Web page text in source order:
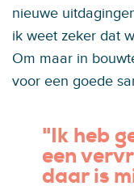
nieuwe
ik weet zeker dat
Om maar in
voor een goede
"Ik heb
een
daar is